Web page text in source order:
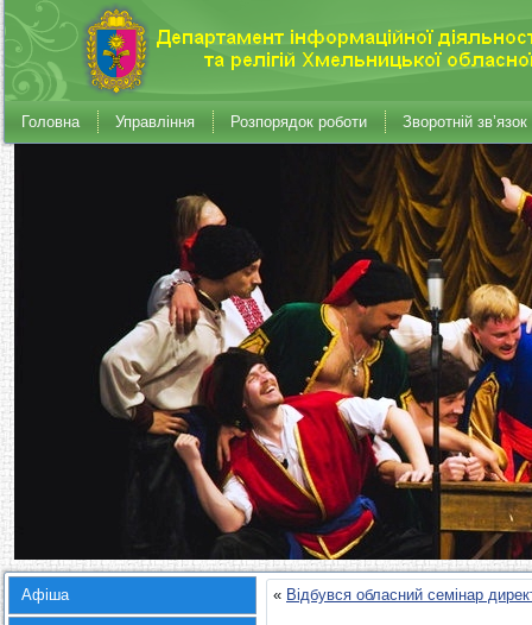
Головна Управління Розпорядок роботи Зворотній зв’язок
Афіша « Відбувся обласний семінар